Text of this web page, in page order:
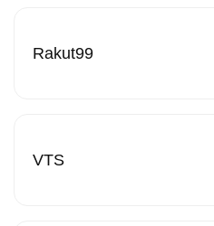
Rakut99
VTS